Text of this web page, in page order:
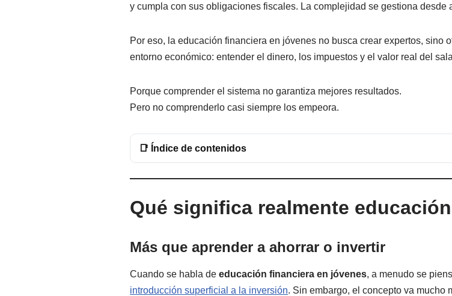
y cumpla con sus obligaciones fiscales. La complejidad se gestiona desde
Por eso, la educación financiera en jóvenes no busca crear expertos, sino
entorno económico: entender el dinero, los impuestos y el valor real del
Porque comprender el sistema no garantiza mejores resultados.
Pero no comprenderlo casi siempre los empeora.
📑 Índice de contenidos
Qué significa realmente
Más que aprender a ahorrar o invertir
Cuando se habla deeducación financiera en jóvenes, a menudo se
introducción superficial a la inversión. Sin embargo, el concepto va mucho